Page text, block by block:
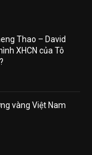
Thao – David
XHCN của Tô
vàng Việt Nam